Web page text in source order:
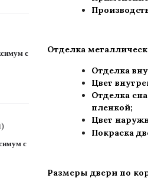
с
с
Отделка
Отделка
Цвет
Отделка
пленкой;
Цвет
Покраска
Размеры двери по